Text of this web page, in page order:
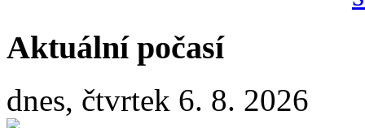
Aktuální počasí
dnes, čtvrtek 6. 8. 2026